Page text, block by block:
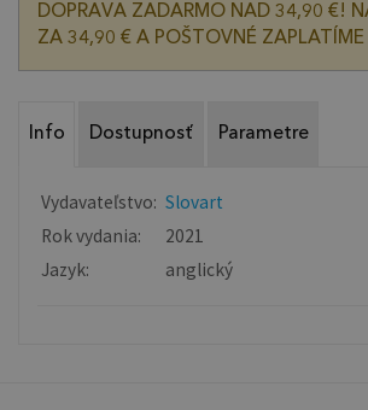
DOPRAVA ZADARMO NAD 34,90 €!
ZA 34,90 € A POŠTOVNÉ
Info Dostupnosť Parametre
Vydavateľstvo: Slovart
Rok vydania:
2021
Jazyk:
anglický